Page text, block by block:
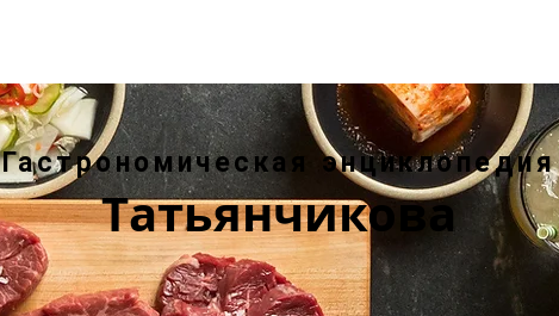
Гастрономическая энциклопедия
Татьянчикова